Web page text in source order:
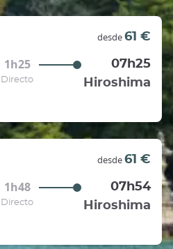
desde61 €
1h25
07h25
Directo Hiroshima
desde61 €
1h48
07h54
Directo Hiroshima